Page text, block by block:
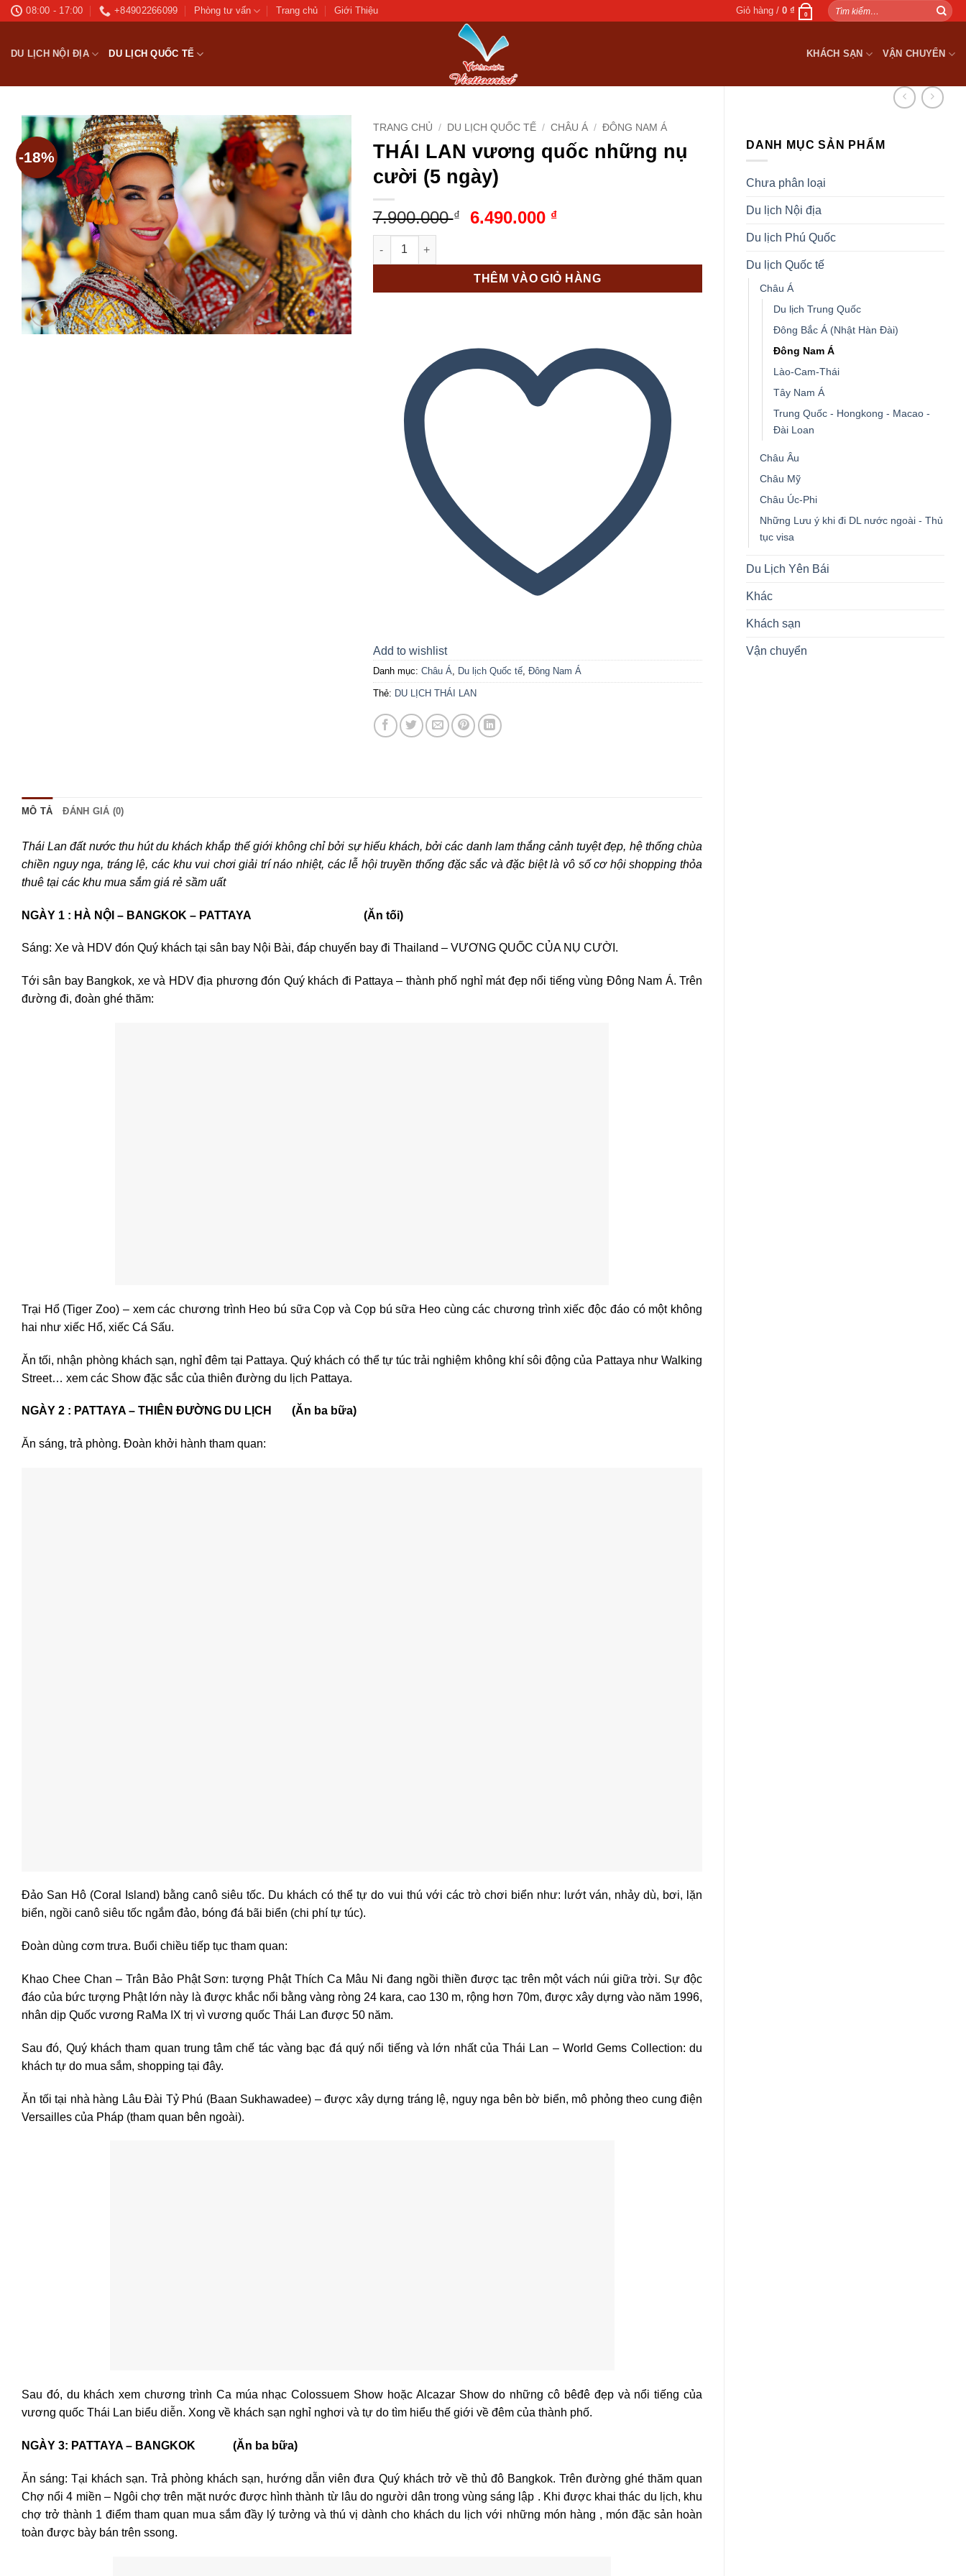
Bỏ
08:00 - 17:00 +84902266099 Phòng tư vấn Trang chủ Giới Thiệu Giỏ hàng /0₫ 0
Tìm
kiếm:
DU LỊCH NỘI ĐỊA DU LỊCH QUỐC TẾ KHÁCH SẠN VẬN CHUYỂN
DANH MỤC SẢN PHẨM
Chưa phân loại
Du lịch Nội địa
Du lịch Phú Quốc
Du lịch Quốc tế
Châu Á
Du lịch Trung Quốc
Đông Bắc Á (Nhật Hàn Đài)
Đông Nam Á
Lào-Cam-Thái
Tây Nam Á
Trung Quốc - Hongkong - Macao -
Đài Loan
Châu Âu
Châu Mỹ
Châu Úc-Phi
Những Lưu ý khi đi DL nước ngoài - Thủ
tục visa
Du Lịch Yên Bái
Khác
Khách sạn
Vận chuyển
-18%
Add to
wishlist
TRANG CHỦ / DU LỊCH QUỐC TẾ / CHÂU Á / ĐÔNG NAM Á
THÁI LAN vương quốc những nụ
cười (5 ngày)
7.900.000₫
Giá
7.900.000 ₫.
6.490.000 ₫Giá
là:
6.490.000 ₫.
THÁI LAN vương quốc những nụ cười (5 ngày) số lượng
THÊM VÀO GIỎ HÀNG
Add to wishlist
Danh mục: Châu Á Du lịch Quốc tế, Đông Nam Á
Thẻ: DU LỊCH THÁI LAN
MÔ TẢ ĐÁNH GIÁ (0)
Thái Lan đất nước thu hút du khách khắp thế giới không chỉ bởi sự hiếu khách, bởi các danh lam thắng cảnh tuyệt đẹp, hệ thống chùa
chiền nguy nga, tráng lệ, các khu vui chơi giải trí náo nhiệt, các lễ hội truyền thống đặc sắc và đặc biệt là vô số cơ hội shopping thỏa
thuê tại các khu mua sắm giá rẻ sầm uất
NGÀY 1 : HÀ NỘI – BANGKOK – PATTAYA (Ăn tối)
Sáng: Xe và HDV đón Quý khách tại sân bay Nội Bài, đáp chuyến bay đi Thailand – VƯƠNG QUỐC CỦA NỤ CƯỜI.
Tới sân bay Bangkok, xe và HDV địa phương đón Quý khách đi Pattaya – thành phố nghỉ mát đẹp nổi tiếng vùng Đông Nam Á. Trên
đường đi, đoàn ghé thăm:
Trại Hổ (Tiger Zoo) – xem các chương trình Heo bú sữa Cọp và Cọp bú sữa Heo cùng các chương trình xiếc độc đáo có một không
hai như xiếc Hổ, xiếc Cá Sấu.
Ăn tối, nhận phòng khách sạn, nghỉ đêm tại Pattaya. Quý khách có thể tự túc trải nghiệm không khí sôi động của Pattaya như Walking
Street… xem các Show đặc sắc của thiên đường du lịch Pattaya.
NGÀY 2 : PATTAYA – THIÊN ĐƯỜNG DU LỊCH (Ăn ba bữa)
Ăn sáng, trả phòng. Đoàn khởi hành tham quan:
Đảo San Hô (Coral Island) bằng canô siêu tốc. Du khách có thể tự do vui thú với các trò chơi biển như: lướt ván, nhảy dù, bơi, lặn
biển, ngồi canô siêu tốc ngắm đảo, bóng đá bãi biển (chi phí tự túc).
Đoàn dùng cơm trưa. Buổi chiều tiếp tục tham quan:
Khao Chee Chan – Trân Bảo Phật Sơn: tượng Phật Thích Ca Mâu Ni đang ngồi thiền được tạc trên một vách núi giữa trời. Sự độc
đáo của bức tượng Phật lớn này là được khắc nổi bằng vàng ròng 24 kara, cao 130 m, rộng hơn 70m, được xây dựng vào năm 1996,
nhân dịp Quốc vương RaMa IX trị vì vương quốc Thái Lan được 50 năm.
Sau đó, Quý khách tham quan trung tâm chế tác vàng bạc đá quý‎ nổi tiếng và lớn nhất của Thái Lan – World Gems Collection: du
khách tự do mua sắm, shopping tại đây.
Ăn tối tại nhà hàng Lâu Đài Tỷ Phú (Baan Sukhawadee) – được xây dựng tráng lệ, nguy nga bên bờ biển, mô phỏng theo cung điện
Versailles của Pháp (tham quan bên ngoài).
Sau đó, du khách xem chương trình Ca múa nhạc Colossuem Show hoặc Alcazar Show do những cô bêđê đẹp và nổi tiếng của
vương quốc Thái Lan biểu diễn. Xong về khách sạn nghỉ nghơi và tự do tìm hiểu thế giới về đêm của thành phố.
NGÀY 3: PATTAYA – BANGKOK (Ăn ba bữa)
Ăn sáng: Tại khách sạn. Trả phòng khách sạn, hướng dẫn viên đưa Quý khách trở về thủ đô Bangkok. Trên đường ghé thăm quan
Chợ nổi 4 miền – Ngôi chợ trên mặt nước được hình thành từ lâu do người dân trong vùng sáng lập . Khi được khai thác du lịch, khu
chợ trở thành 1 điểm tham quan mua sắm đầy lý tưởng và thú vị dành cho khách du lịch với những món hàng , món đặc sản hoàn
toàn được bày bán trên ssong.